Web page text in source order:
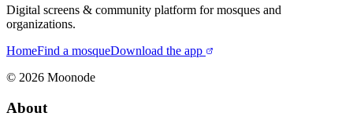
Digital screens & community platform for mosques and
organizations.
HomeFind a mosqueDownload the app
© 2026 Moonode
About